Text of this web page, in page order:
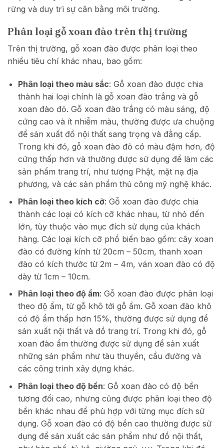
rừng và duy trì sự cân bằng môi trường.
Phân loại gỗ xoan đào trên thị trường
Trên thị trường, gỗ xoan đào được phân loại theo
nhiều tiêu chí khác nhau, bao gồm:
Phân loại theo màu sắc: Gỗ xoan đào được chia
thành hai loại chính là gỗ xoan đào trắng và gỗ
xoan đào đỏ. Gỗ xoan đào trắng có màu sáng, độ
cứng cao và ít nhiễm màu, thường được ưa chuộng
để sản xuất đồ nội thất sang trọng và đẳng cấp.
Trong khi đó, gỗ xoan đào đỏ có màu đậm hơn, độ
cứng thấp hơn và thường được sử dụng để làm các
sản phẩm trang trí, như tượng Phật, mặt nạ địa
phương, và các sản phẩm thủ công mỹ nghệ khác.
Phân loại theo kích cỡ: Gỗ xoan đào được chia
thành các loại có kích cỡ khác nhau, từ nhỏ đến
lớn, tùy thuộc vào mục đích sử dụng của khách
hàng. Các loại kích cỡ phổ biến bao gồm: cây xoan
đào có đường kính từ 20cm – 50cm, thanh xoan
đào có kích thước từ 2m – 4m, ván xoan đào có độ
dày từ 1cm – 10cm.
Phân loại theo độ ẩm: Gỗ xoan đào được phân loại
theo độ ẩm, từ gỗ khô tới gỗ ẩm. Gỗ xoan đào khô
có độ ẩm thấp hơn 15%, thường được sử dụng để
sản xuất nội thất và đồ trang trí. Trong khi đó, gỗ
xoan đào ẩm thường được sử dụng để sản xuất
những sản phẩm như tàu thuyền, cầu đường và
các công trình xây dựng khác.
Phân loại theo độ bền: Gỗ xoan đào có độ bền
tương đối cao, nhưng cũng được phân loại theo độ
bền khác nhau để phù hợp với từng mục đích sử
dụng. Gỗ xoan đào có độ bền cao thường được sử
dụng để sản xuất các sản phẩm như đồ nội thất,